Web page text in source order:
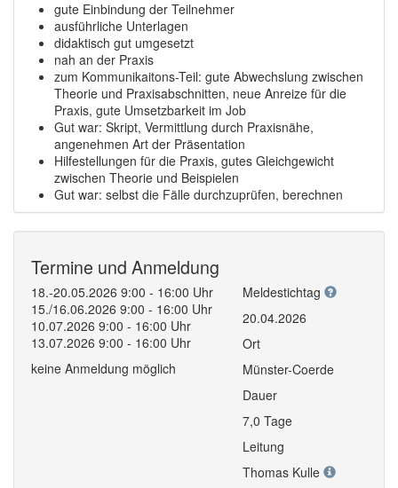
gute Einbindung der Teilnehmer
ausführliche Unterlagen
didaktisch gut umgesetzt
nah an der Praxis
zum Kommunikaitons-Teil: gute Abwechslung zwischen
Theorie und Praxisabschnitten, neue Anreize für die
Praxis, gute Umsetzbarkeit im Job
Gut war: Skript, Vermittlung durch Praxisnähe,
angenehmen Art der Präsentation
Hilfestellungen für die Praxis, gutes Gleichgewicht
zwischen Theorie und Beispielen
Gut war: selbst die Fälle durchzuprüfen, berechnen
Termine und Anmeldung
18.-20.05.2026 9:00 - 16:00 Uhr
15./16.06.2026 9:00 - 16:00 Uhr
10.07.2026 9:00 - 16:00 Uhr
13.07.2026 9:00 - 16:00 Uhr
keine Anmeldung möglich
Meldestichtag
20.04.2026
Ort
Münster-Coerde
Dauer
7,0 Tage
Leitung
Thomas Kulle